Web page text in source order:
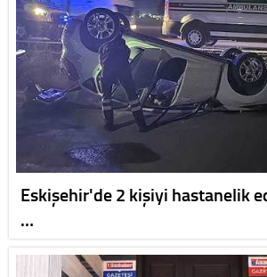
Eskişehir'de 2 kişiyi hastanelik
…